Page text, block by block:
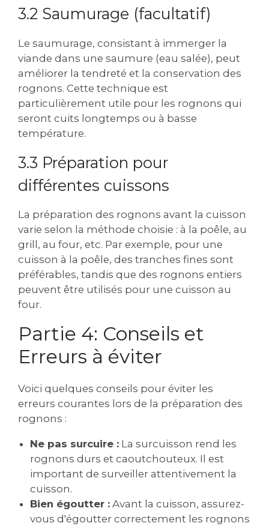
3.2 Saumurage (facultatif)
Le saumurage, consistant à immerger la
viande dans une saumure (eau salée), peut
améliorer la tendreté et la conservation des
rognons. Cette technique est
particulièrement utile pour les rognons qui
seront cuits longtemps ou à basse
température.
3.3 Préparation pour
différentes cuissons
La préparation des rognons avant la cuisson
varie selon la méthode choisie : à la poêle, au
grill, au four, etc. Par exemple, pour une
cuisson à la poêle, des tranches fines sont
préférables, tandis que des rognons entiers
peuvent être utilisés pour une cuisson au
four.
Partie 4: Conseils et
Erreurs à éviter
Voici quelques conseils pour éviter les
erreurs courantes lors de la préparation des
rognons :
Ne pas surcuire : La surcuisson rend les
rognons durs et caoutchouteux. Il est
important de surveiller attentivement la
cuisson.
Bien égoutter : Avant la cuisson, assurez-
vous d'égoutter correctement les rognons